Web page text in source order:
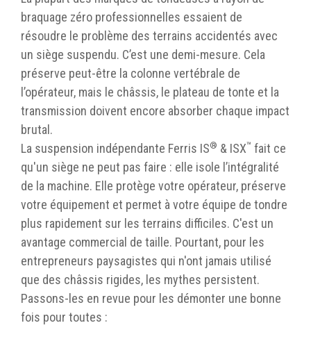
braquage zéro professionnelles essaient de
résoudre le problème des terrains accidentés avec
un siège suspendu. C’est une demi-mesure. Cela
préserve peut-être la colonne vertébrale de
l’opérateur, mais le châssis, le plateau de tonte et la
transmission doivent encore absorber chaque impact
brutal.
La suspension indépendante Ferris IS® & ISX™ fait ce
qu'un siège ne peut pas faire : elle isole l’intégralité
de la machine. Elle protège votre opérateur, préserve
votre équipement et permet à votre équipe de tondre
plus rapidement sur les terrains difficiles. C'est un
avantage commercial de taille. Pourtant, pour les
entrepreneurs paysagistes qui n'ont jamais utilisé
que des châssis rigides, les mythes persistent.
Passons-les en revue pour les démonter une bonne
fois pour toutes :